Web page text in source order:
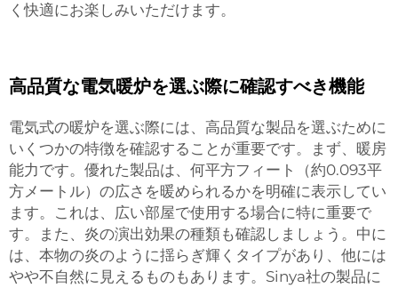
く快適にお楽しみいただけます。
高品質な電気暖炉を選ぶ際に確認すべき機能
電気式の暖炉を選ぶ際には、高品質な製品を選ぶために
いくつかの特徴を確認することが重要です。まず、暖房
能力です。優れた製品は、何平方フィート（約0.093平
方メートル）の広さを暖められるかを明確に表示してい
ます。これは、広い部屋で使用する場合に特に重要で
す。また、炎の演出効果の種類も確認しましょう。中に
は、本物の炎のように揺らぎ輝くタイプがあり、他には
やや不自然に見えるものもあります。Sinya社の製品に